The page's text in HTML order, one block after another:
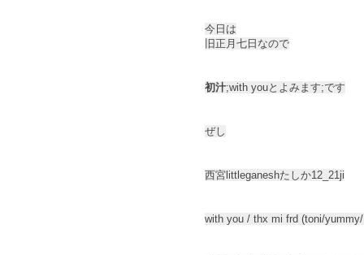
今日は
旧正月七日なので
初汁;with youとよみます;です
ぜし
西宮littleganeshたしか12_21ji
with you / thx mi frd (toni/